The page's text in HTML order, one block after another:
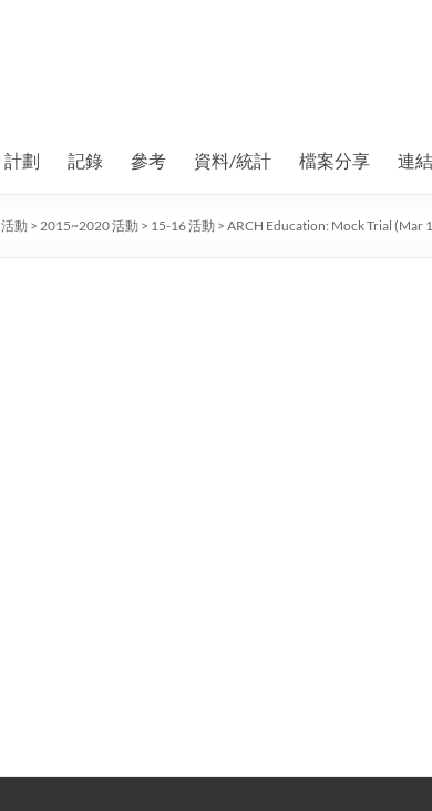
計劃 記錄 參考 資料/統計 檔案分享 連結
活動 > 2015~2020 活動 > 15-16 活動 > ARCH Education: Mock Trial (Mar